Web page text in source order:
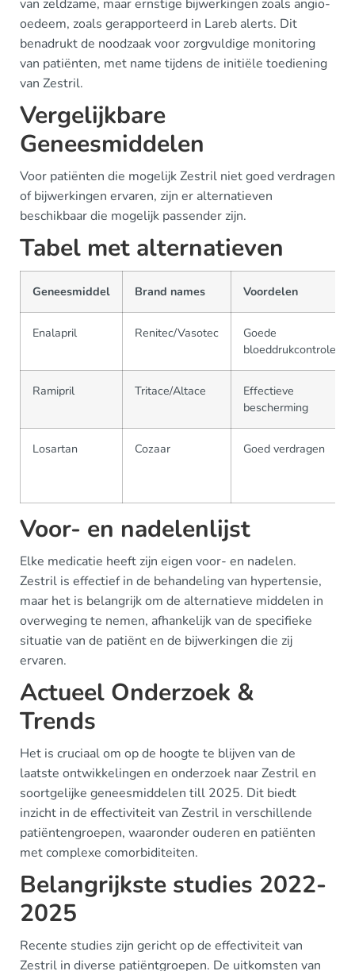
van zeldzame, maar ernstige bijwerkingen zoals angio-
oedeem, zoals gerapporteerd in Lareb alerts. Dit
benadrukt de noodzaak voor zorgvuldige monitoring
van patiënten, met name tijdens de initiële toediening
van Zestril.
Vergelijkbare
Geneesmiddelen
Voor patiënten die mogelijk Zestril niet goed verdragen
of bijwerkingen ervaren, zijn er alternatieven
beschikbaar die mogelijk passender zijn.
Tabel met alternatieven
Geneesmiddel Brand names Voordelen
Enalapril Renitec/Vasotec
Goede
bloeddrukcontrole
Ramipril Tritace/Altace
Effectieve
bescherming
Losartan Cozaar Goed verdragen
Voor- en nadelenlijst
Elke medicatie heeft zijn eigen voor- en nadelen.
Zestril is effectief in de behandeling van hypertensie,
maar het is belangrijk om de alternatieve middelen in
overweging te nemen, afhankelijk van de specifieke
situatie van de patiënt en de bijwerkingen die zij
ervaren.
Actueel Onderzoek &
Trends
Het is cruciaal om op de hoogte te blijven van de
laatste ontwikkelingen en onderzoek naar Zestril en
soortgelijke geneesmiddelen till 2025. Dit biedt
inzicht in de effectiviteit van Zestril in verschillende
patiëntengroepen, waaronder ouderen en patiënten
met complexe comorbiditeiten.
Belangrijkste studies 2022-
2025
Recente studies zijn gericht op de effectiviteit van
Zestril in diverse patiëntgroepen. De uitkomsten van